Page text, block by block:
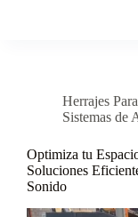
Herrajes
Sistemas de
Optimiza tu
Soluciones
Sonido